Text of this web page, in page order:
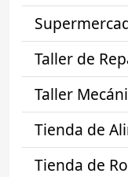
Taller de
Taller
Tienda de
Tienda de